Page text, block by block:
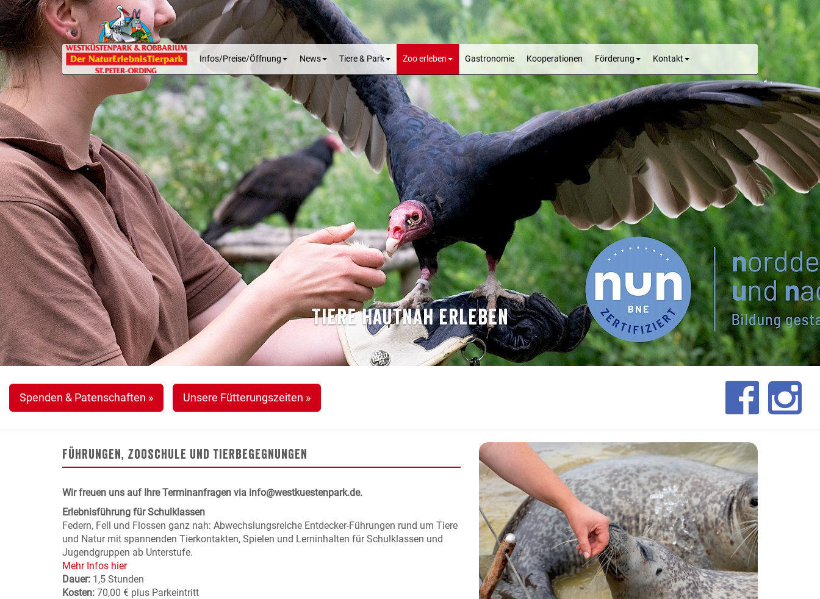
Infos/Preise/Öffnung News Tiere & Park Zoo erleben Gastronomie Kooperationen Förderung Kontakt
Tiere hautnah erleben
Spenden & Patenschaften » Unsere Fütterungszeiten »
Führungen, Zooschule und Tierbegegnungen
Wir freuen uns auf Ihre Terminanfragen via info@westkuestenpark.de.
Erlebnisführung für Schulklassen
Federn, Fell und Flossen ganz nah: Abwechslungsreiche Entdecker-Führungen rund um Tiere
und Natur mit spannenden Tierkontakten, Spielen und Lerninhalten für Schulklassen und
Jugendgruppen ab Unterstufe.
Mehr Infos hier
Dauer: 1,5 Stunden
Kosten: 70,00 € plus Parkeintritt